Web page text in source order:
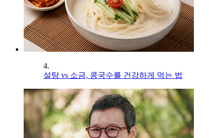
4.
설탕 vs 소금, 콩국수를 건강하게 먹는 법